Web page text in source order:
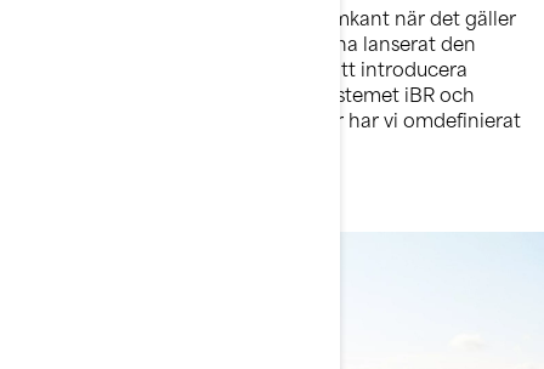
Sedan 1968 har Sea-Doo legat i framkant när det gäller
vattenskoterinnovationer – från att ha lanserat den
första personliga vattenskotern till att introducera
banbrytande teknik såsom bromssystemet iBR och
Rotax-motorer. I över fem decennier har vi omdefinierat